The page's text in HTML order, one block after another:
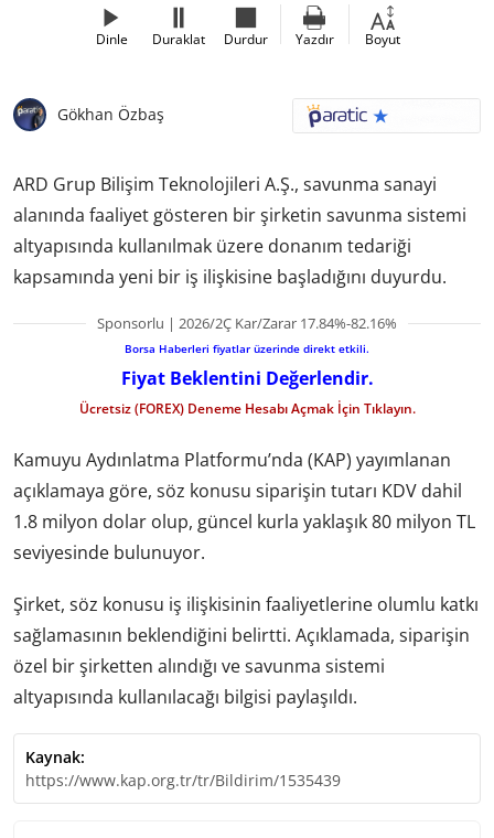
Dinle Duraklat Durdur Yazdır Boyut
Gökhan Özbaş
ARD Grup Bilişim Teknolojileri A.Ş., savunma sanayi
alanında faaliyet gösteren bir şirketin savunma sistemi
altyapısında kullanılmak üzere donanım tedariği
kapsamında yeni bir iş ilişkisine başladığını duyurdu.
Sponsorlu | 2026/2Ç Kar/Zarar 17.84%-82.16%
Borsa Haberleri fiyatlar üzerinde direkt etkili.
Fiyat Beklentini Değerlendir.
Ücretsiz (FOREX) Deneme Hesabı Açmak İçin Tıklayın.
Kamuyu Aydınlatma Platformu’nda (KAP) yayımlanan
açıklamaya göre, söz konusu siparişin tutarı KDV dahil
1.8 milyon dolar olup, güncel kurla yaklaşık 80 milyon TL
seviyesinde bulunuyor.
Şirket, söz konusu iş ilişkisinin faaliyetlerine olumlu katkı
sağlamasının beklendiğini belirtti. Açıklamada, siparişin
özel bir şirketten alındığı ve savunma sistemi
altyapısında kullanılacağı bilgisi paylaşıldı.
Kaynak:
https://www.kap.org.tr/tr/Bildirim/1535439